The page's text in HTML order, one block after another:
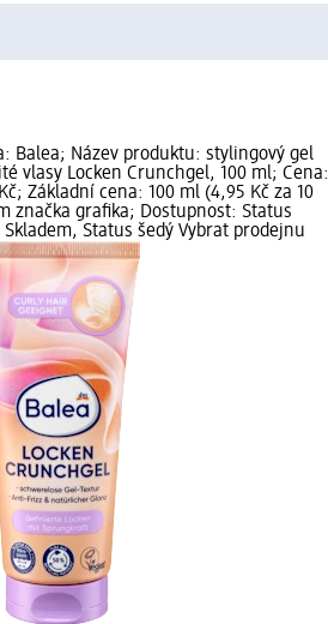
Balea; Název produktu: stylingový gel
vlasy Locken Crunchgel, 100 ml; Cena:
Základní cena: 100 ml (4,95 Kč za 10
značka grafika; Dostupnost: Status
Skladem, Status šedý Vybrat prodejnu